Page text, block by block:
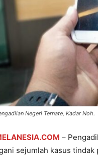
Negeri Ternate, Kadar Noh.
–
sejumlah kasus